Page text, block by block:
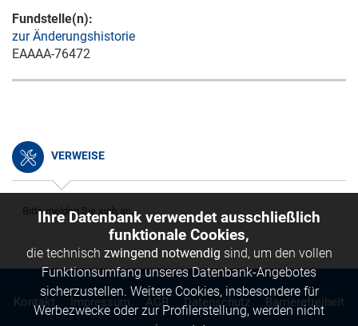
Fundstelle(n):
zur Änderungshistorie
EAAAA-76472
VERWEISE
Bitte melden Sie sich an.
Kontakt Impressum AGB Datenschutz Barrierefreiheit
Ihre Datenbank verwendet ausschließlich
funktionale Cookies,
die technisch zwingend notwendig sind, um den vollen
Funktionsumfang unseres Datenbank-Angebotes
sicherzustellen. Weitere Cookies, insbesondere für
Werbezwecke oder zur Profilerstellung, werden nicht